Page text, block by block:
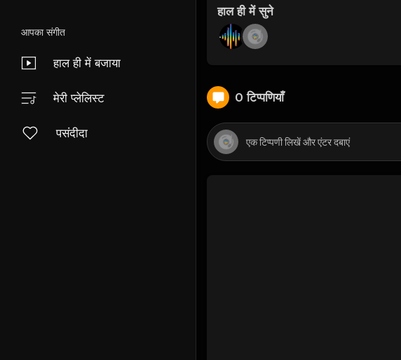
आपका संगीत
हाल ही में बजाया
मेरी प्लेलिस्ट
पसंदीदा
हाल ही में सुने
0 टिप्पणियाँ